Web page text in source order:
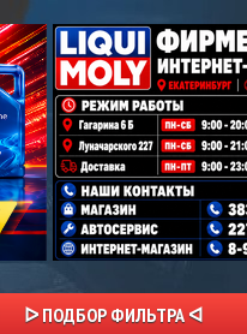
ᐅ ПОДБОР ФИЛЬТРА ᐊ